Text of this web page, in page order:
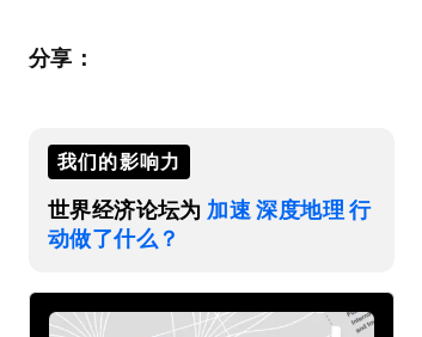
分享：
我们的影响力
世界经济论坛为 加速 深度地理 行
动做了什么？